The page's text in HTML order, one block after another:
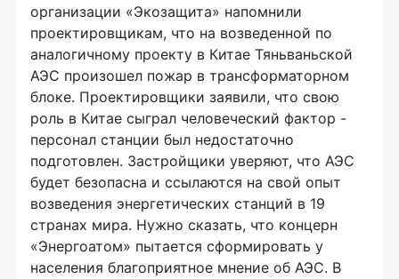
организации «Экозащита» напомнили
проектировщикам, что на возведенной по
аналогичному проекту в Китае Тяньваньской
АЭС произошел пожар в трансформаторном
блоке. Проектировщики заявили, что свою
роль в Китае сыграл человеческий фактор -
персонал станции был недостаточно
подготовлен. Застройщики уверяют, что АЭС
будет безопасна и ссылаются на свой опыт
возведения энергетических станций в 19
странах мира. Нужно сказать, что концерн
«Энергоатом» пытается сформировать у
населения благоприятное мнение об АЭС. В